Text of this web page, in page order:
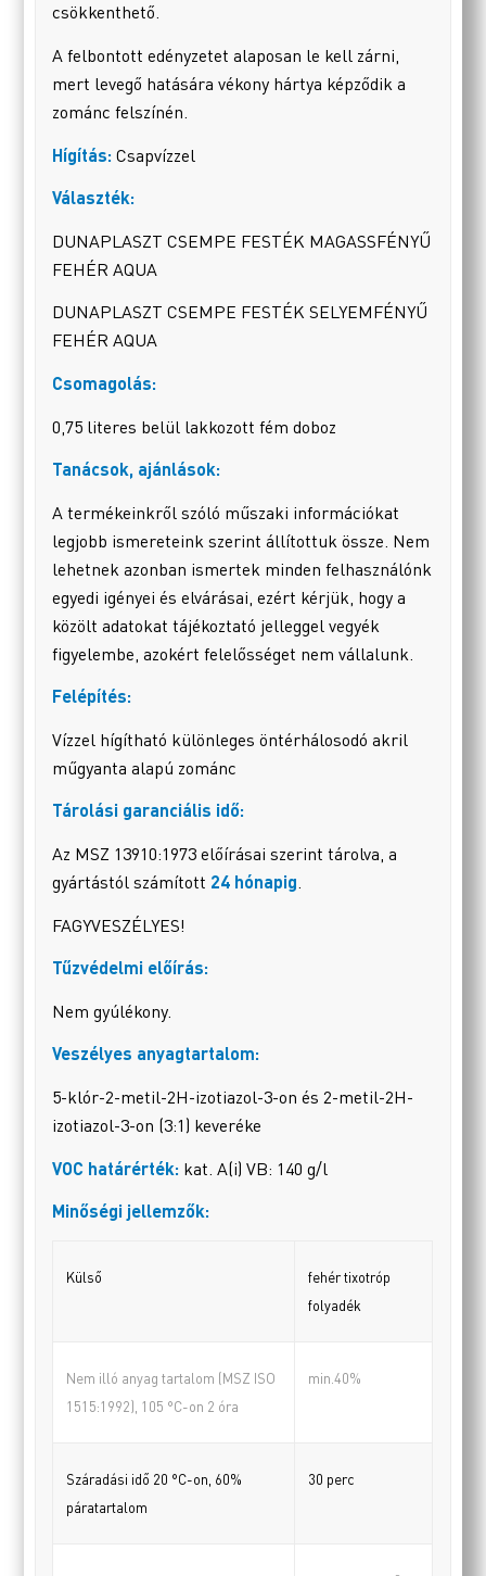
csökkenthető.
A felbontott edényzetet alaposan le kell zárni,
mert levegő hatására vékony hártya képződik a
zománc felszínén.
Hígítás:Csapvízzel
Választék:
DUNAPLASZT CSEMPE FESTÉK MAGASSFÉNYŰ
FEHÉR AQUA
DUNAPLASZT CSEMPE FESTÉK SELYEMFÉNYŰ
FEHÉR AQUA
Csomagolás:
0,75 literes belül lakkozott fém doboz
Tanácsok, ajánlások:
A termékeinkről szóló műszaki információkat
legjobb ismereteink szerint állítottuk össze. Nem
lehetnek azonban ismertek minden felhasználónk
egyedi igényei és elvárásai, ezért kérjük, hogy a
közölt adatokat tájékoztató jelleggel vegyék
figyelembe, azokért felelősséget nem vállalunk.
Felépítés:
Vízzel hígítható különleges öntérhálosodó akril
műgyanta alapú zománc
Tárolási garanciális idő:
Az MSZ 13910:1973 előírásai szerint tárolva, a
gyártástól számított 24 hónapig.
FAGYVESZÉLYES!
Tűzvédelmi előírás:
Nem gyúlékony.
Veszélyes anyagtartalom:
5-klór-2-metil-2H-izotiazol-3-on és 2-metil-2H-
izotiazol-3-on (3:1) keveréke
VOC határérték: kat. A(i) VB: 140 g/l
Minőségi jellemzők:
Külső
fehér tixotróp
folyadék
Nem illó anyag tartalom (MSZ ISO
1515:1992), 105 °C-on 2 óra
min.40%
Száradási idő 20 °C-on, 60%
páratartalom
30 perc